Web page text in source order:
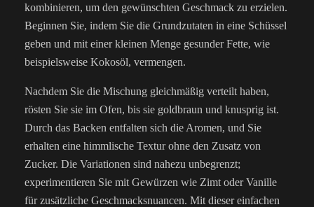
kombinieren, um den gewünschten Geschmack zu erzielen.
Beginnen Sie, indem Sie die Grundzutaten in eine Schüssel
geben und mit einer kleinen Menge gesunder Fette, wie
beispielsweise Kokosöl, vermengen.
Nachdem Sie die Mischung gleichmäßig verteilt haben,
rösten Sie sie im Ofen, bis sie goldbraun und knusprig ist.
Durch das Backen entfalten sich die Aromen, und Sie
erhalten eine himmlische Textur ohne den Zusatz von
Zucker. Die Variationen sind nahezu unbegrenzt;
experimentieren Sie mit Gewürzen wie Zimt oder Vanille
für zusätzliche Geschmacksnuancen. Mit dieser einfachen